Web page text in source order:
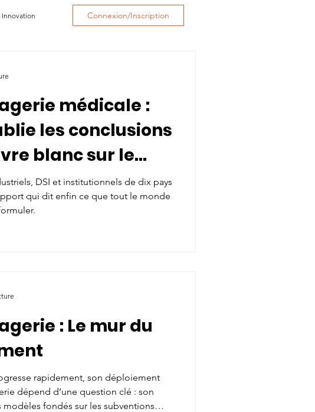
Innovation Connexion/Inscription
médicale :
les conclusions
blanc sur le
DSI et institutionnels de dix pays
qui dit enfin ce que tout le monde
: Le mur du
rapidement, son déploiement
dépend d’une question clé : son
modèles fondés sur les subventions